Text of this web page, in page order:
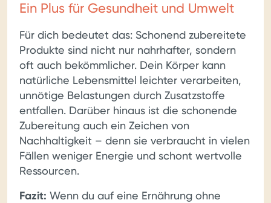
Ein Plus für Gesundheit und Umwelt
Für dich bedeutet das: Schonend zubereitete
Produkte sind nicht nur nahrhafter, sondern
oft auch bekömmlicher. Dein Körper kann
natürliche Lebensmittel leichter verarbeiten,
unnötige Belastungen durch Zusatzstoffe
entfallen. Darüber hinaus ist die schonende
Zubereitung auch ein Zeichen von
Nachhaltigkeit – denn sie verbraucht in vielen
Fällen weniger Energie und schont wertvolle
Ressourcen.
Fazit: Wenn du auf eine Ernährung ohne